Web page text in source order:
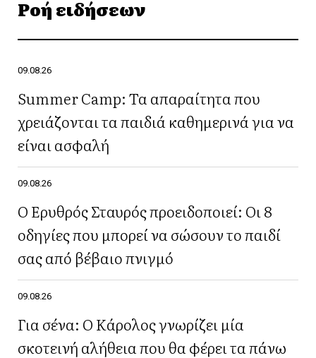
Ροή ειδήσεων
09.08.26
Summer Camp: Τα απαραίτητα που
χρειάζονται τα παιδιά καθημερινά για να
είναι ασφαλή
09.08.26
Ο Ερυθρός Σταυρός προειδοποιεί: Οι 8
οδηγίες που μπορεί να σώσουν το παιδί
σας από βέβαιο πνιγμό
09.08.26
Για σένα: Ο Κάρολος γνωρίζει μία
σκοτεινή αλήθεια που θα φέρει τα πάνω